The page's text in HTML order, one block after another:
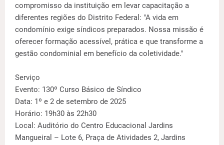
compromisso da instituição em levar capacitação a
diferentes regiões do Distrito Federal: "A vida em
condomínio exige síndicos preparados. Nossa missão é
oferecer formação acessível, prática e que transforme a
gestão condominial em benefício da coletividade."
Serviço
Evento: 130º Curso Básico de Síndico
Data: 1º e 2 de setembro de 2025
Horário: 19h30 às 22h30
Local: Auditório do Centro Educacional Jardins
Mangueiral – Lote 6, Praça de Atividades 2, Jardins